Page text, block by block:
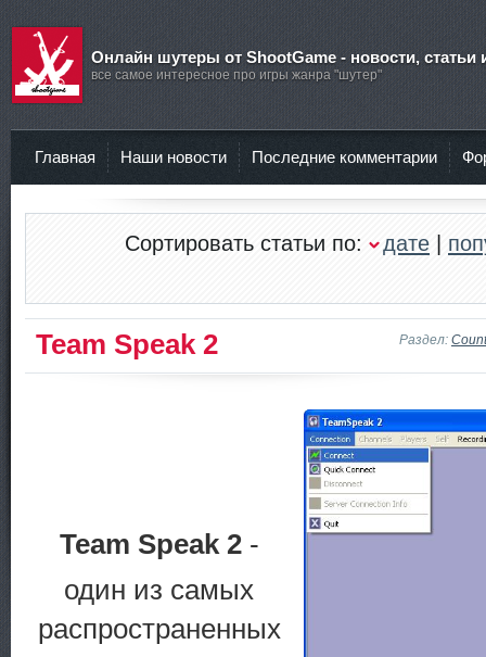
Онлайн шутеры от ShootGame - новости, статьи
все самое интересное про игры жанра "шутер"
Главная Наши новости Последние комментарии
Сортировать статьи по: дате
Раздел:
Team Speak 2
Team Speak 2-
один из самых
распространенных